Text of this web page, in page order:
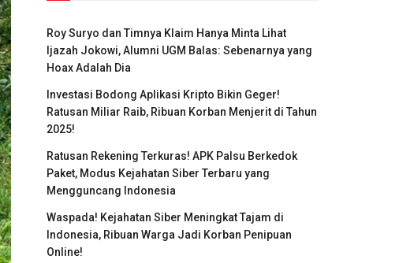
Roy Suryo dan Timnya Klaim Hanya Minta Lihat
Ijazah Jokowi, Alumni UGM Balas: Sebenarnya yang
Hoax Adalah Dia
Investasi Bodong Aplikasi Kripto Bikin Geger!
Ratusan Miliar Raib, Ribuan Korban Menjerit di Tahun
2025!
Ratusan Rekening Terkuras! APK Palsu Berkedok
Paket, Modus Kejahatan Siber Terbaru yang
Mengguncang Indonesia
Waspada! Kejahatan Siber Meningkat Tajam di
Indonesia, Ribuan Warga Jadi Korban Penipuan
Online!